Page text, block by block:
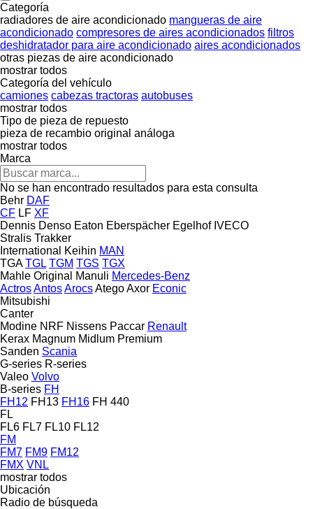
Categoría
radiadores de aire acondicionado mangueras de aire
acondicionado compresores de aires acondicionados filtros
deshidratador para aire acondicionado aires acondicionados
otras piezas de aire acondicionado
mostrar todos
Categoría del vehículo
camiones cabezas tractoras autobuses
mostrar todos
Tipo de pieza de repuesto
pieza de recambio original análoga
mostrar todos
Marca
No se han encontrado resultados para esta consulta
Behr DAF
CF LF XF
Dennis Denso Eaton Eberspächer Egelhof IVECO
Stralis Trakker
International
Keihin MAN
TGA TGL TGM TGS TGX
Mahle Original
Manuli Mercedes-Benz
ActrosAntosArocsAtegoAxor Econic
Mitsubishi
Canter
Modine NRF Nissens Paccar Renault
Kerax Magnum Midlum Premium
Sanden Scania
G-series R-series
Valeo Volvo
B-series FH
FH12 FH13 FH16 FH 440
FL
FL6 FL7 FL10 FL12
FM
FM7 FM9 FM12
FMX VNL
mostrar todos
Ubicación
Radio de búsqueda